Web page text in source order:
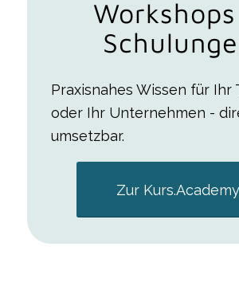
Workshops
Praxisnahes Wissen für Ihr
oder Ihr Unternehmen -
umsetzbar.
Zur Kurs.Academy